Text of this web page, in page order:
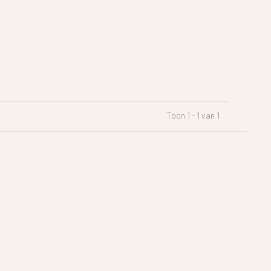
Toon 1 - 1 van 1